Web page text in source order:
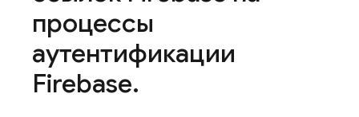
процессы
аутентификации
Firebase.